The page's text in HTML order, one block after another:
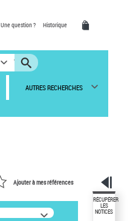
Une question ? Historique
AUTRES RECHERCHES
Ajouter à mes références
RÉCUPÉRER
LES
NOTICES